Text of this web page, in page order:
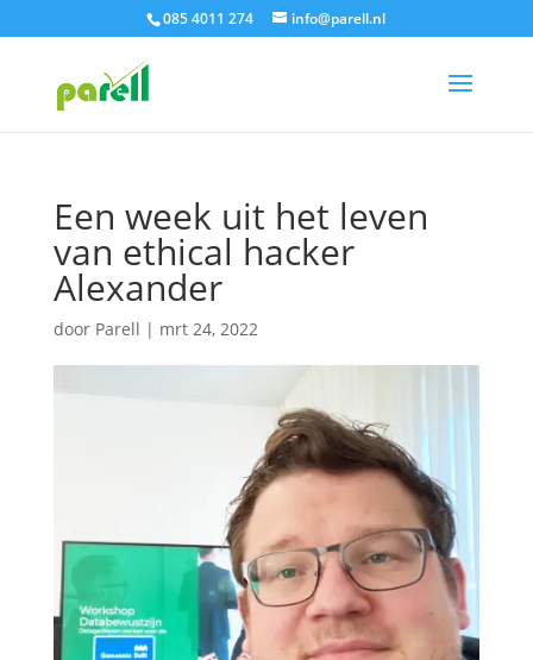
085 4011 274 info@parell.nl
Een week uit het leven
van ethical hacker
Alexander
door Parell | mrt 24, 2022